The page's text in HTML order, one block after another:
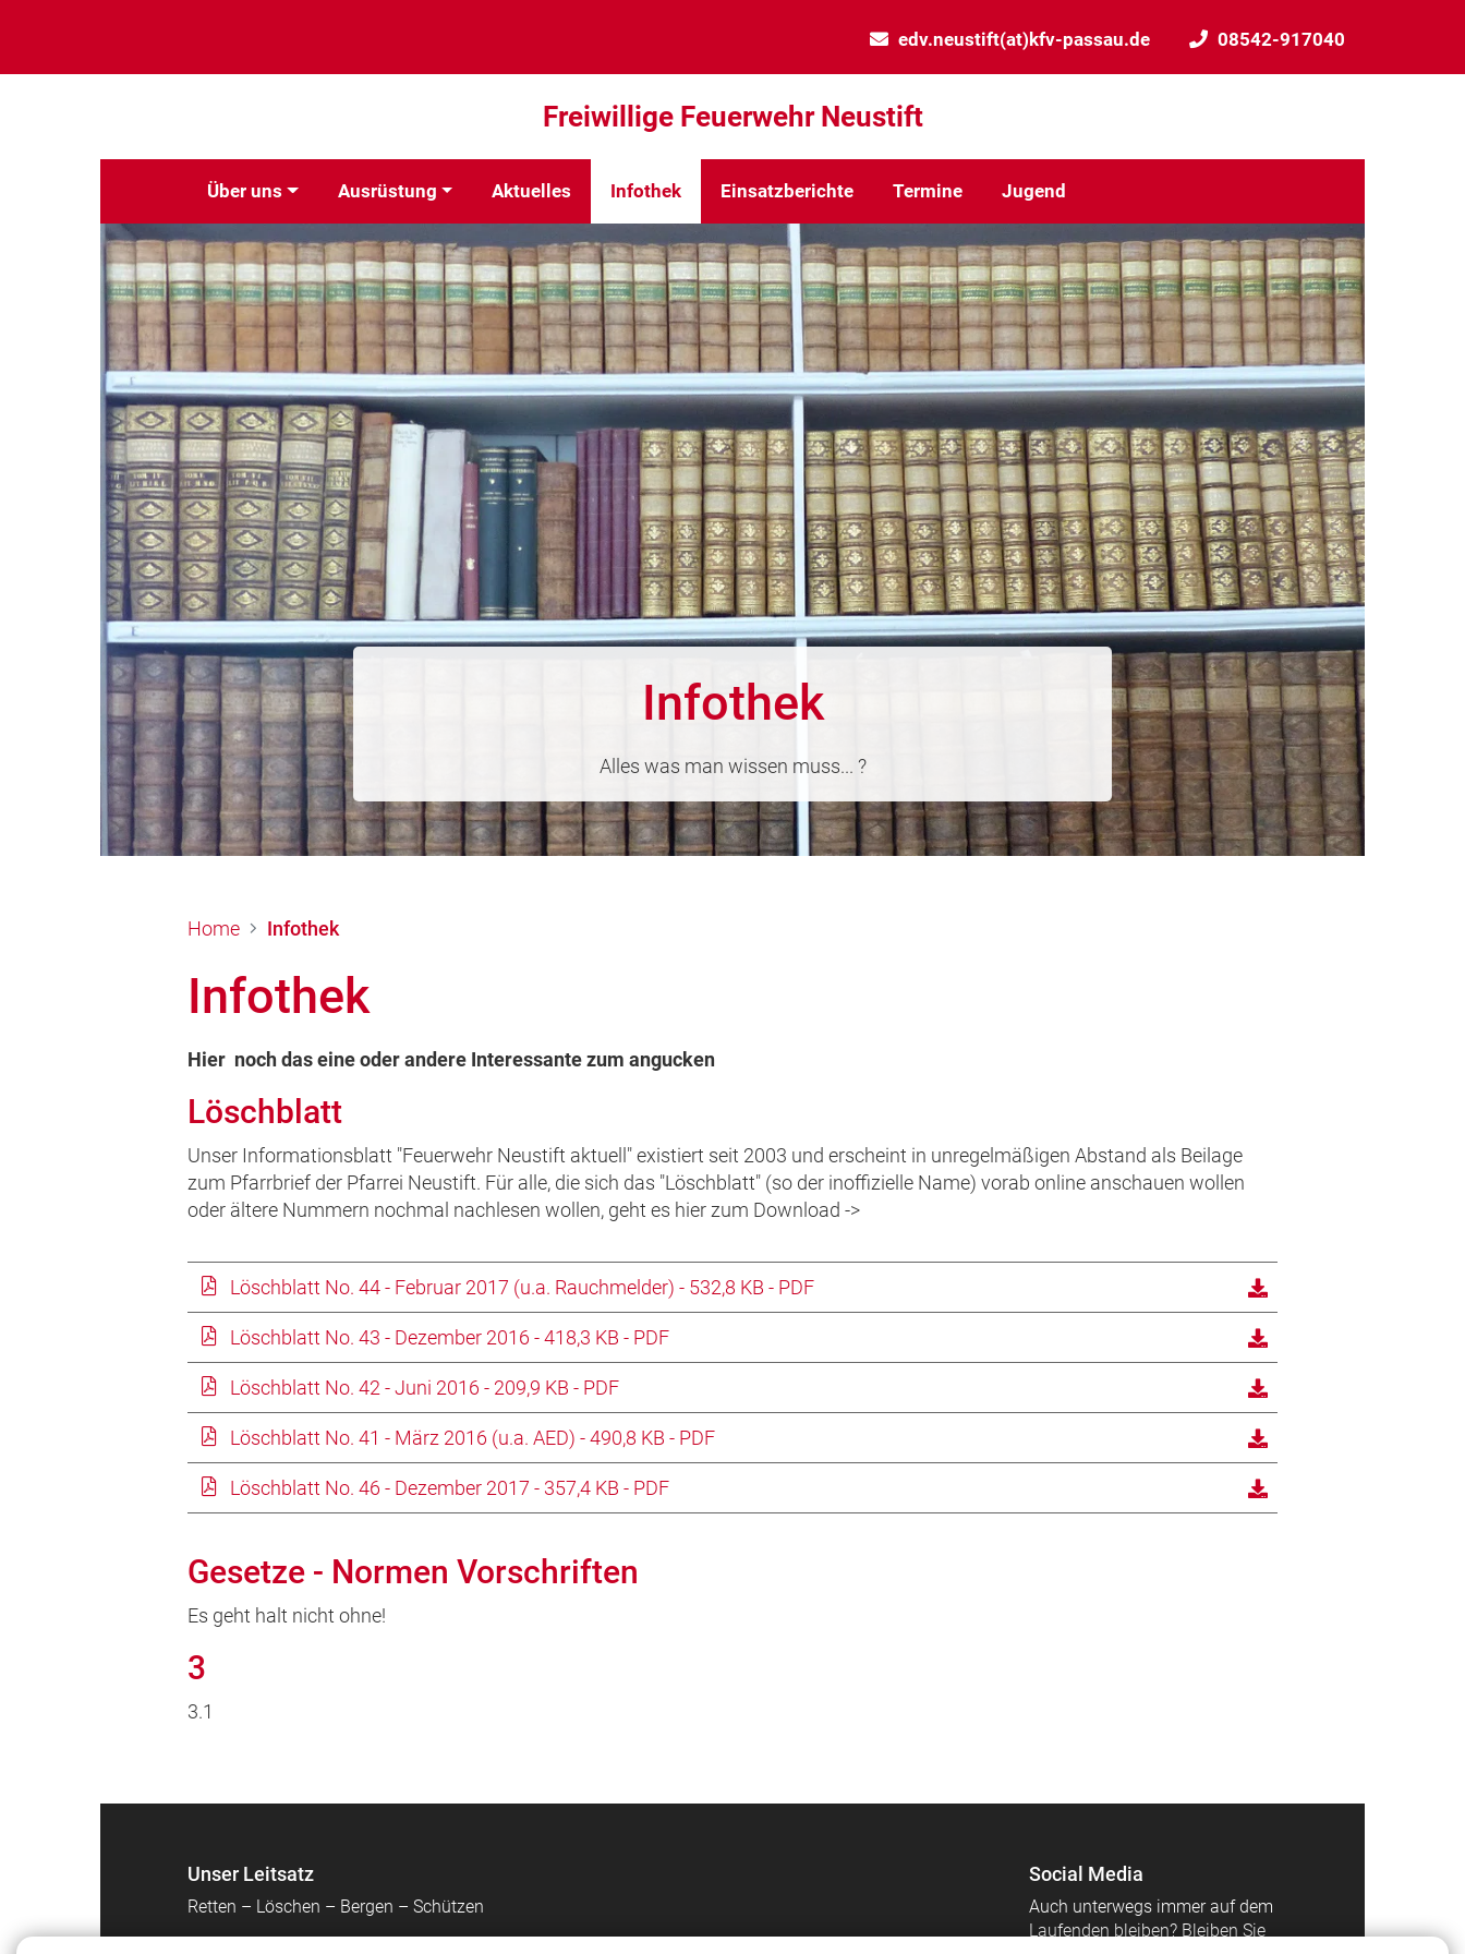
edv.neustift(at)kfv-passau.de 08542-917040
Freiwillige Feuerwehr Neustift
Über uns Ausrüstung Aktuelles Infothek Einsatzberichte Termine Jugend
Infothek
Alles was man wissen muss... ?
Home Infothek
Infothek
Hier noch das eine oder andere Interessante zum angucken
Löschblatt
Unser Informationsblatt "Feuerwehr Neustift aktuell" existiert seit 2003 und erscheint in unregelmäßigen Abstand als Beilage
zum Pfarrbrief der Pfarrei Neustift. Für alle, die sich das "Löschblatt" (so der inoffizielle Name) vorab online anschauen wollen
oder ältere Nummern nochmal nachlesen wollen, geht es hier zum Download ->
Löschblatt No. 44 - Februar 2017 (u.a. Rauchmelder) - 532,8 KB - PDF
Löschblatt No. 43 - Dezember 2016 - 418,3 KB - PDF
Löschblatt No. 42 - Juni 2016 - 209,9 KB - PDF
Löschblatt No. 41 - März 2016 (u.a. AED) - 490,8 KB - PDF
Löschblatt No. 46 - Dezember 2017 - 357,4 KB - PDF
Gesetze - Normen Vorschriften
Es geht halt nicht ohne!
3
3.1
Unser Leitsatz
Retten – Löschen – Bergen – Schützen
Social Media
Auch unterwegs immer auf dem
Laufenden bleiben? Bleiben Sie